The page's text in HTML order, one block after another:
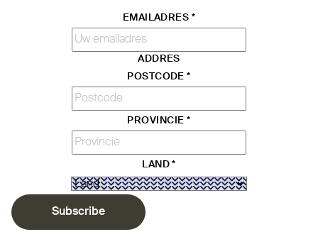
EMAILADRES *
ADDRES
POSTCODE*
PROVINCIE*
LAND*
Subscribe